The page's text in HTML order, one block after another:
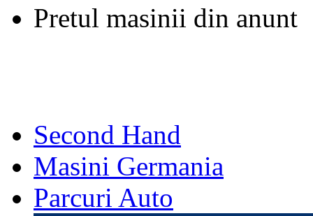
Pretul masinii din anunt
Second Hand
Masini Germania
Parcuri Auto